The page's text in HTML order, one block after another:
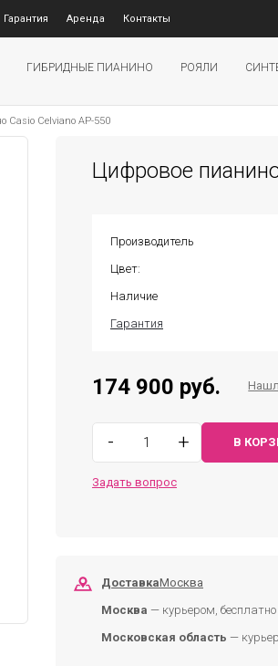
Гарантия Аренда Контакты
ГИБРИДНЫЕ ПИАНИНО РОЯЛИ
Casio Celviano AP-550
Цифровое
Производитель
Цвет:
Наличие
Гарантия
174 900 руб.
- + В
Задать вопрос
ДоставкаМосква
Москва — курьером,
Московская область —